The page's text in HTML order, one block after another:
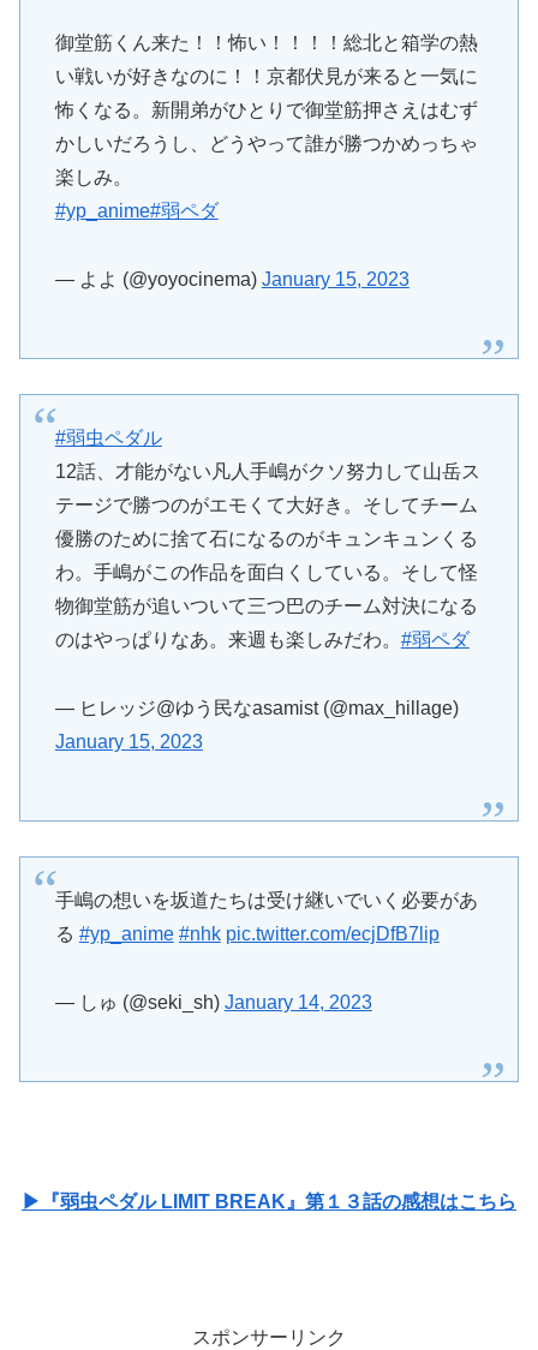
御堂筋くん来た！！怖い！！！！総北と箱学の熱
い戦いが好きなのに！！京都伏見が来ると一気に
怖くなる。新開弟がひとりで御堂筋押さえはむず
かしいだろうし、どうやって誰が勝つかめっちゃ
楽しみ。
#yp_anime#弱ペダ
— よよ (@yoyocinema) January 15, 2023
#弱虫ペダル
12話、才能がない凡人手嶋がクソ努力して山岳ス
テージで勝つのがエモくて大好き。そしてチーム
優勝のために捨て石になるのがキュンキュンくる
わ。手嶋がこの作品を面白くしている。そして怪
物御堂筋が追いついて三つ巴のチーム対決になる
のはやっぱりなあ。来週も楽しみだわ。 #弱ペダ
— ヒレッジ@ゆう民なasamist (@max_hillage)
January 15, 2023
手嶋の想いを坂道たちは受け継いでいく必要があ
る #yp_anime #nhk pic.twitter.com/ecjDfB7lip
— しゅ (@seki_sh) January 14, 2023
▶『弱虫ペダル LIMIT BREAK』第１３話の感想はこちら
スポンサーリンク